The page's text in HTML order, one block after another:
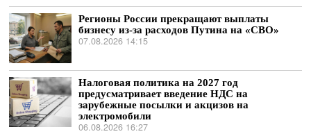
Регионы России прекращают выплаты
бизнесу из-за расходов Путина на «СВО»
07.08.2026 14:15
Налоговая политика на 2027 год
предусматривает введение НДС на
зарубежные посылки и акцизов на
электромобили
06.08.2026 16:27